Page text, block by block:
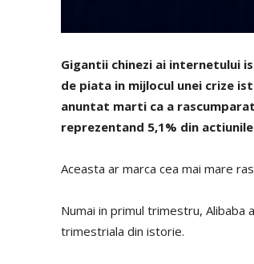
Gigantii chinezi ai internetului
de piata in mijlocul unei crize
anuntat marti ca a
reprezentand 5,1% din
Aceasta ar marca cea mai mare
Numai in primul trimestru, Alibaba
trimestriala din istorie.